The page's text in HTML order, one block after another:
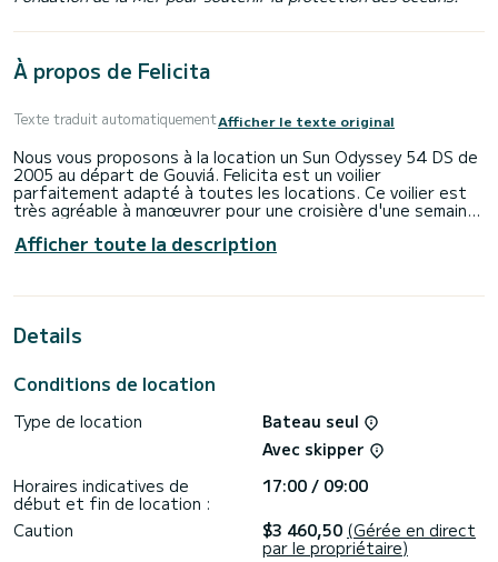
À propos de Felicita
Texte traduit automatiquementAfficher le texte original
Nous vous proposons à la location un Sun Odyssey 54 DS de
2005 au départ de Gouviá. Felicita est un voilier
parfaitement adapté à toutes les locations. Ce voilier est
très agréable à manœuvrer pour une croisière d'une semaine
Le bateau dispose de 5 cabine(s) entièrement équipée(s) et
de 17 mètres, il sera votre meilleur allié pour passer des
Gouviá.
douche.
Ce bateau est équipé d'une Grand-voile sur enrouleur et
d'un Génois sur enrouleur. Il dispose des équipements
suivants : Pilote automatique, Moteur hors-bord, Propulseur
d'étrave, TV, Haut-parleurs, Wifi et internet.
N'hésitez pas à nous contacter pour un devis, vous serez
accompagné par un expert SamBoat sur votre projet de
Afficher toute la description
Details
Conditions de location
Type de location
Bateau seul
Avec skipper
Horaires indicatives de
début et fin de location :
17:00 / 09:00
Caution
$3 460,50 (Gérée en direct
par le propriétaire)